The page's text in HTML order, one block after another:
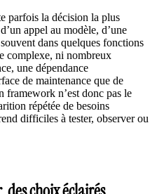
parfois la décision la plus
appel au modèle, d’une
dans quelques fonctions
complexe, ni nombreux
une dépendance
de maintenance que de
n’est donc pas le
répétée de besoins
difficiles à tester, observer ou